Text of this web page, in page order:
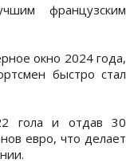
французским
окно 2024 года,
быстро стал
гола и отдав 30
евро, что делает